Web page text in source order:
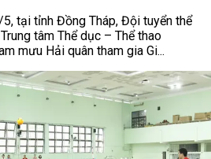
tại tỉnh Đồng Tháp, Đội tuyển thể
tâm Thể dục – Thể thao
mưu Hải quân tham gia Gi...